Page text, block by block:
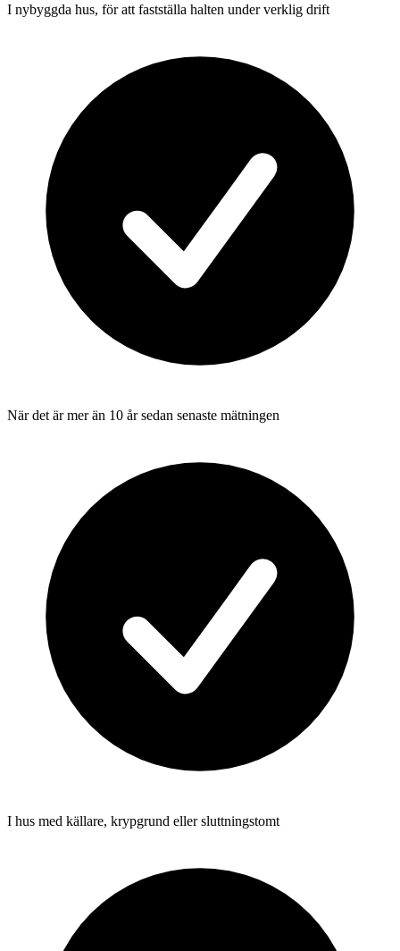
I nybyggda hus, för att fastställa halten under verklig drift
När det är mer än 10 år sedan senaste mätningen
I hus med källare, krypgrund eller sluttningstomt